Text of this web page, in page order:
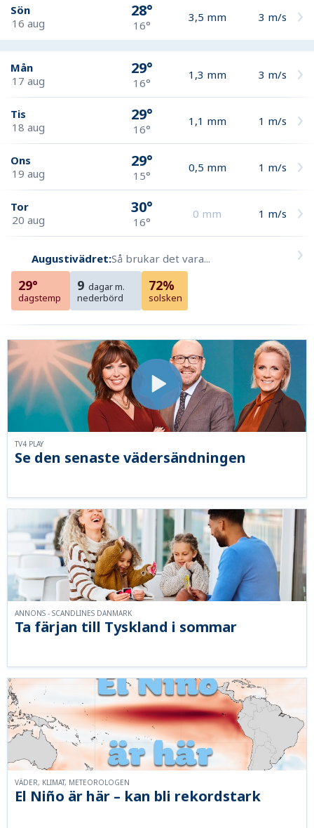
Sön
16 aug
28°
16°
3,5 mm 3 m/s
Mån
17 aug
29°
16°
1,3 mm 3 m/s
Tis
18 aug
29°
16°
1,1 mm 1 m/s
Ons
19 aug
29°
15°
0,5 mm 1 m/s
Tor
20 aug
30°
16°
0 mm 1 m/s
Augustivädret:Så brukar det vara...
29°
dagstemp
9 dagar m.
nederbörd
72%
solsken
Se den senaste vädersändningen
TV4 PLAY
Ta färjan till Tyskland i sommar
ANNONS - SCANDLINES DANMARK
El Niño är här – kan bli rekordstark
VÄDER, KLIMAT, METEOROLOGEN